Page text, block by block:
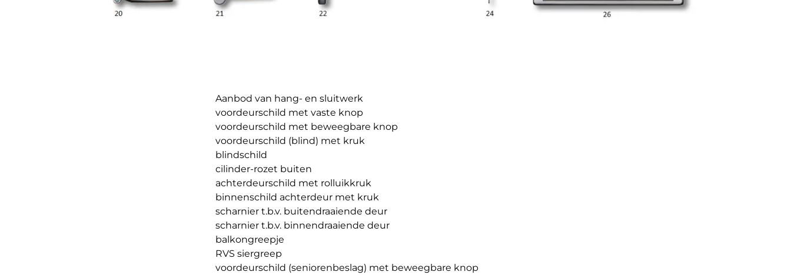
Aanbod van hang- en sluitwerk
voordeurschild met vaste knop
voordeurschild met beweegbare knop
voordeurschild (blind) met kruk
blindschild
cilinder-rozet buiten
achterdeurschild met rolluikkruk
binnenschild achterdeur met kruk
scharnier t.b.v. buitendraaiende deur
scharnier t.b.v. binnendraaiende deur
balkongreepje
RVS siergreep
voordeurschild (seniorenbeslag) met beweegbare knop